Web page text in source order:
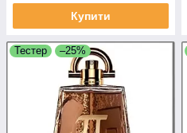
Купити
Тестер –25%